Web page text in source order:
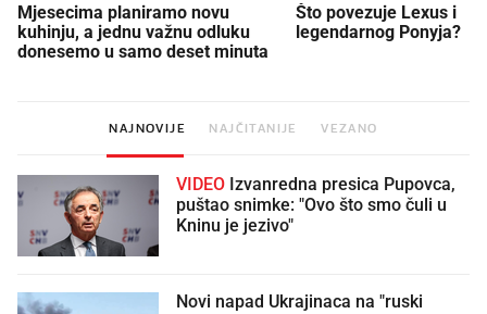
Mjesecima planiramo novu
kuhinju, a jednu važnu odluku
donesemo u samo deset minuta
Što povezuje Lexus i
legendarnog Ponyja?
NAJNOVIJE NAJČITANIJE VEZANO
VIDEO
puštao snimke: "Ovo što smo čuli u
Kninu je jezivo"
Novi napad Ukrajinaca na "ruski